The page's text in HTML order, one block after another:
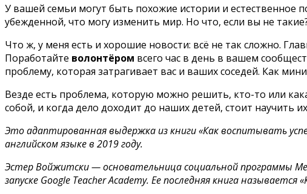
У вашей семьи могут быть похожие истории и естественное
убежденной, что могу изменить мир. Но что, если вы не
Что ж, у меня есть и хорошие новости: всё не так сложно.
Поработайте волонтёром всего час в день в вашем
проблему, которая затрагивает вас и ваших соседей. Как
Везде есть проблема, которую можно решить, кто-то или
собой, и когда дело доходит до наших детей, стоит научить
Это адаптированная выдержка из книги «Как воспитывать
английском языке в 2019 году.
Эстер Войжитски — основательница социальной программы
запуске Google Teacher Academy. Ее последняя книга